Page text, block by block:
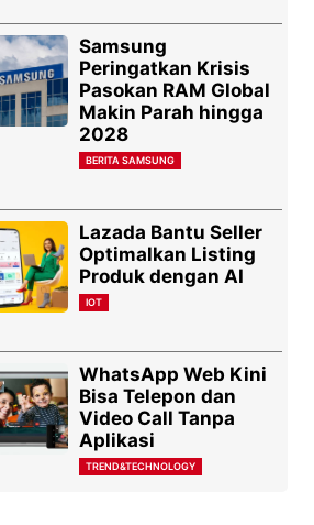
Samsung
Peringatkan Krisis
Pasokan RAM Global
Makin Parah hingga
2028
BERITA SAMSUNG
Lazada Bantu Seller
Optimalkan Listing
Produk dengan AI
IOT
WhatsApp Web Kini
Bisa Telepon dan
Video Call Tanpa
Aplikasi
TREND&TECHNOLOGY